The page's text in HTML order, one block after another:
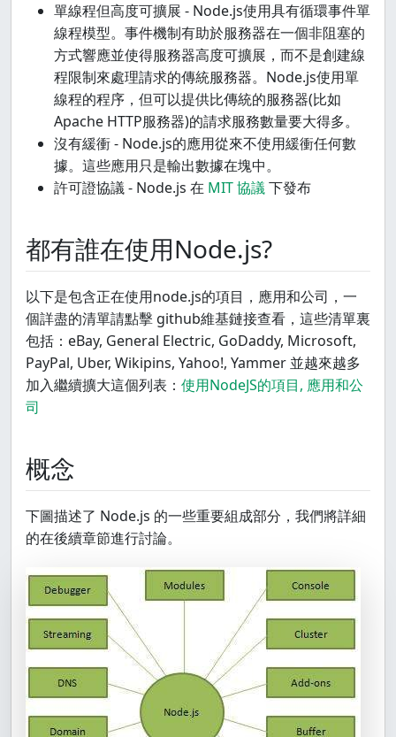
單線程但高度可擴展 - Node.js使用具有循環事件單
線程模型。事件機制有助於服務器在一個非阻塞的
方式響應並使得服務器高度可擴展，而不是創建線
程限制來處理請求的傳統服務器。Node.js使用單
線程的程序，但可以提供比傳統的服務器(比如
Apache HTTP服務器)的請求服務數量要大得多。
沒有緩衝 - Node.js的應用從來不使用緩衝任何數
據。這些應用只是輸出數據在塊中。
許可證協議 - Node.js 在 MIT 協議下發布
都有誰在使用Node.js?
以下是包含正在使用node.js的項目，應用和公司，一
個詳盡的清單請點擊 github維基鏈接查看，這些清單裏
包括：eBay, General Electric, GoDaddy, Microsoft,
PayPal, Uber, Wikipins, Yahoo!, Yammer 並越來越多
加入繼續擴大這個列表： 使用NodeJS的項目, 應用和公
司
概念
下圖描述了 Node.js 的一些重要組成部分，我們將詳細
的在後續章節進行討論。